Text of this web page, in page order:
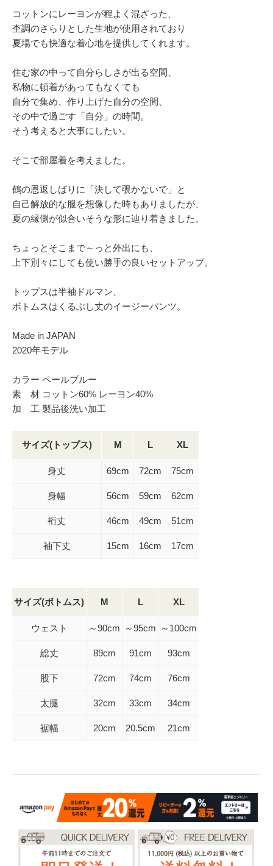
コットンにレーヨンが程よく混ざった、
杢調のさらりとした生地が使用されており
夏場でも快適な着心地を提供してくれます。
住む家の中って自分らしさが出る空間、
私物に頓着があってもなくても
自分で集め、作り上げた自分の空間、
その中で過ごす「自分」の時間。
そう考えると大事にしたい。
そこで部屋着を考えました。
鶴の恩返しばりに「決して覗かないで」と
自己解放的な服を想像した時もありましたが、
夏の縁側が似合いそうな形に辿り着きました。
ちょっとそこまで～っと外出にも、
上下別々にしても使い勝手の良いセットアップ。
トップスは半袖ドルマン、
ボトムスはくるぶし丈のイージーパンツ。
Made in JAPAN
2020年モデル
カラー ペールブルー
素 材 コットン60% レーヨン40%
加 工 製品後洗い加工
サイズ(トップス) M L XL
身丈 69cm 72cm 75cm
身幅 56cm 59cm 62cm
裄丈 46cm 49cm 51cm
袖下丈 15cm 16cm 17cm
サイズ(ボトムス) M L XL
ウェスト ～90cm ～95cm ～100cm
総丈 89cm 91cm 93cm
股下 72cm 74cm 76cm
太腿 32cm 33cm 34cm
裾幅 20cm 20.5cm 21cm